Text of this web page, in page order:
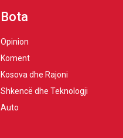
Bota
Opinion
Koment
Kosova dhe Rajoni
Shkencë dhe Teknologji
Auto